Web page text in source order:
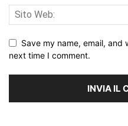
Save my name, email,
next time I comment.